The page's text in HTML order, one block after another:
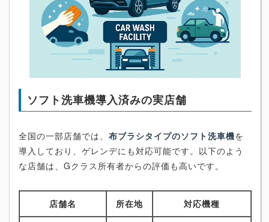
ソフト洗車機導入済みの実店舗
全国の一部店舗では、 布ブラシタイプのソフト洗車機を
導入しており、ゲレンデにも対応可能です。以下のよう
な店舗は、Gクラス所有者からの評価も高いです。
店舗名 所在地 対応機種